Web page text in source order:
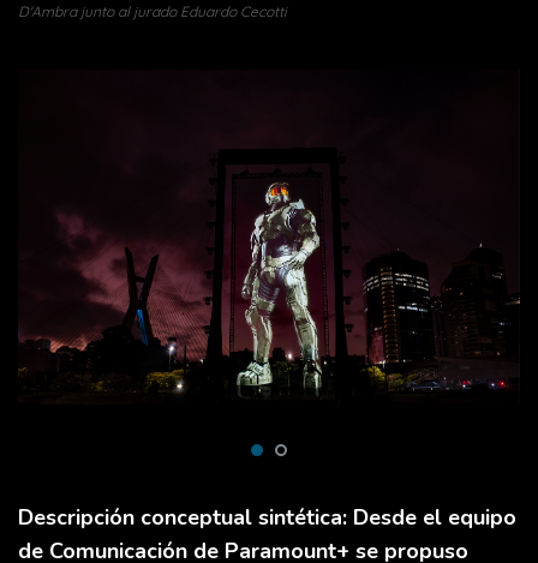
D'Ambra junto al jurado Eduardo Cecotti
Descripción conceptual sintética: Desde el equipo
de Comunicación de Paramount+ se propuso